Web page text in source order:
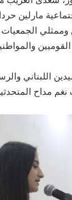
مارلين
الجمعيات
اللبناني
مداح